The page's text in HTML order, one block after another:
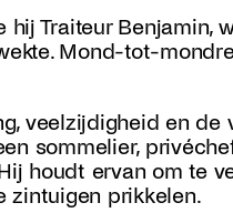
hij Traiteur Benjamin,
Mond-tot-
veelzijdigheid en
sommelier,
houdt ervan om te
zintuigen prikkelen.